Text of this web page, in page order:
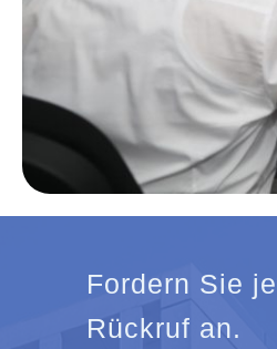
Fordern Sie
Rückruf an.